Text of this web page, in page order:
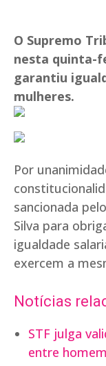
O Supremo
nesta quinta-
garantiu
mulheres.
Por
sancionada
Silva para
igualdade
exercem a
Notícias
STF julga
entre